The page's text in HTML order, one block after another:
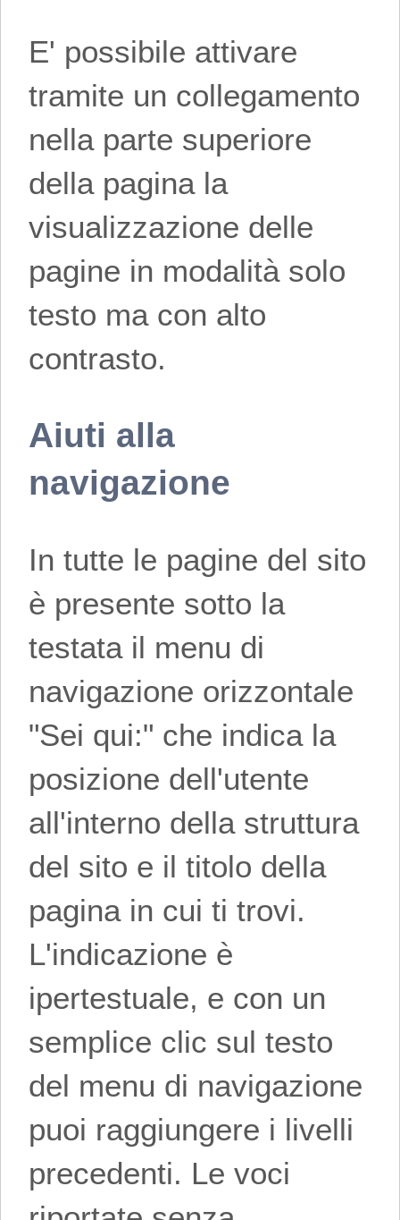
E' possibile attivare
tramite un collegamento
nella parte superiore
della pagina la
visualizzazione delle
pagine in modalità solo
testo ma con alto
contrasto.
Aiuti alla
navigazione
In tutte le pagine del sito
è presente sotto la
testata il menu di
navigazione orizzontale
"Sei qui:" che indica la
posizione dell'utente
all'interno della struttura
del sito e il titolo della
pagina in cui ti trovi.
L'indicazione è
ipertestuale, e con un
semplice clic sul testo
del menu di navigazione
puoi raggiungere i livelli
precedenti. Le voci